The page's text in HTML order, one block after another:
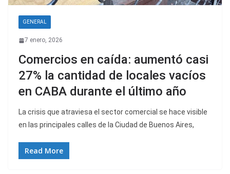
GENERAL
7 enero, 2026
Comercios en caída: aumentó casi
27% la cantidad de locales vacíos
en CABA durante el último año
La crisis que atraviesa el sector comercial se hace visible
en las principales calles de la Ciudad de Buenos Aires,
Read More